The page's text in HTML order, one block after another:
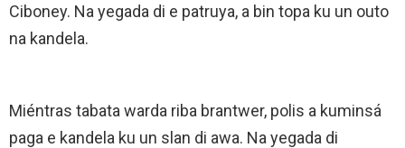
Ciboney. Na yegada di e patruya, a bin topa ku un outo
na kandela.
Miéntras tabata warda riba brantwer, polis a kuminsá
paga e kandela ku un slan di awa. Na yegada di